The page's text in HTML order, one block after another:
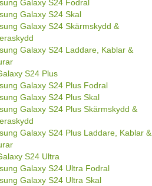
Galaxy S24 Fodral
Galaxy S24 Skal
Galaxy S24 Skärmskydd &
Galaxy S24 Laddare, Kablar &
S24 Plus
Galaxy S24 Plus Fodral
Galaxy S24 Plus Skal
Galaxy S24 Plus Skärmskydd &
Galaxy S24 Plus Laddare, Kablar &
S24 Ultra
Galaxy S24 Ultra Fodral
Galaxy S24 Ultra Skal